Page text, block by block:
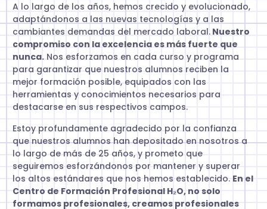
A lo largo de los años, hemos crecido y evolucionado,
adaptándonos a las nuevas tecnologías y a las
cambiantes demandas del mercado laboral. Nuestro
compromiso con la excelencia es más fuerte que
nunca. Nos esforzamos en cada curso y programa
para garantizar que nuestros alumnos reciben la
mejor formación posible, equipados con las
herramientas y conocimientos necesarios para
destacarse en sus respectivos campos.
Estoy profundamente agradecido por la confianza
que nuestros alumnos han depositado en nosotros a
lo largo de más de 25 años, y prometo que
seguiremos esforzándonos por mantener y superar
los altos estándares que nos hemos establecido. En el
Centro de Formación Profesional H₂O, no solo
formamos profesionales, creamos profesionales